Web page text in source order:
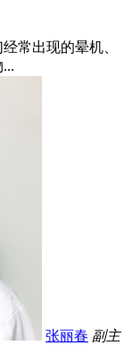
常出现的晕机、
张丽春 副主